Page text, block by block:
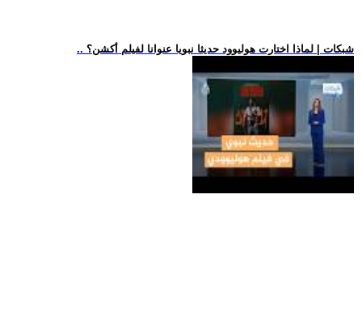
.. شبكات | لماذا اختارت هوليوود حديثا نبويا عنوانا لفيلم أكشن؟